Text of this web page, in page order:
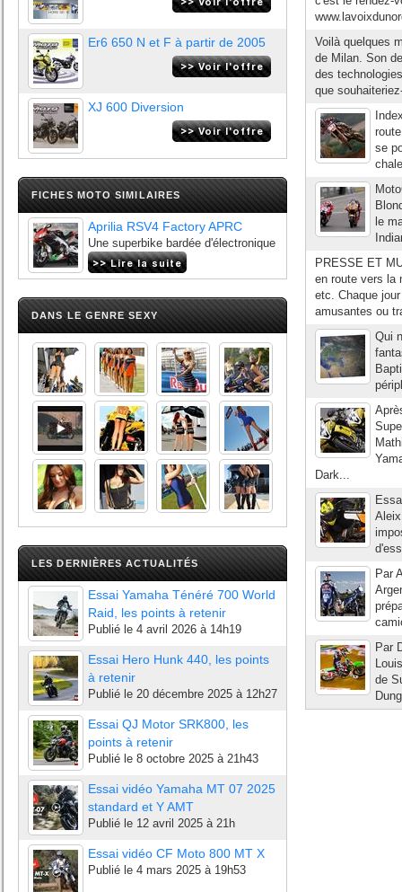
Er6 650 N et F à partir de 2005
XJ 600 Diversion
FICHES MOTO SIMILAIRES
Aprilia RSV4 Factory APRC
Une superbike bardée d'électronique
DANS LE GENRE SEXY
LES DERNIÈRES ACTUALITÉS
Essai Yamaha Ténéré 700 World
Raid, les points à retenir
Publié le 4 avril 2026 à 14h19
Essai Hero Hunk 440, les points
à retenir
Publié le 20 décembre 2025 à 12h27
Essai QJ Motor SRK800, les
points à retenir
Publié le 8 octobre 2025 à 21h43
Essai vidéo Yamaha MT 07 2025
standard et Y AMT
Publié le 12 avril 2025 à 21h
Essai vidéo CF Moto 800 MT X
Publié le 4 mars 2025 à 19h53
Voilà quelques
de Milan. Son
des
que
se
le
PRESSE ET
en route vers la
etc. Chaque
amusantes ou
Qui
Dark...
Par
Par
de